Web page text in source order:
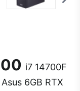
i7 14700F
6GB RTX